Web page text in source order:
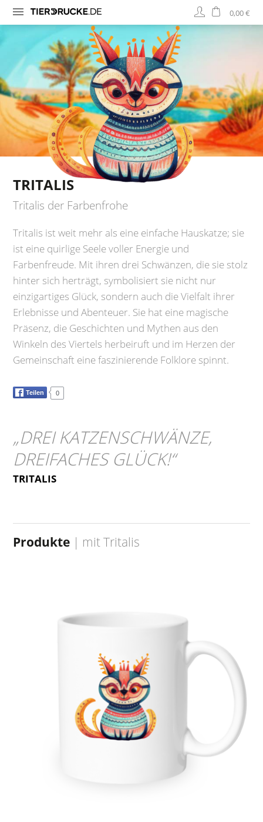
0,00 €
TRITALIS
Tritalis der Farbenfrohe
Tritalis ist weit mehr als eine einfache Hauskatze; sie
ist eine quirlige Seele voller Energie und
Farbenfreude. Mit ihren drei Schwänzen, die sie stolz
hinter sich herträgt, symbolisiert sie nicht nur
einzigartiges Glück, sondern auch die Vielfalt ihrer
Erlebnisse und Abenteuer. Sie hat eine magische
Präsenz, die Geschichten und Mythen aus den
Winkeln des Viertels herbeiruft und im Herzen der
Gemeinschaft eine faszinierende Folklore spinnt.
Teilen 0
„DREI KATZENSCHWÄNZE,
DREIFACHES GLÜCK!“
TRITALIS
Produkte | mitTritalis